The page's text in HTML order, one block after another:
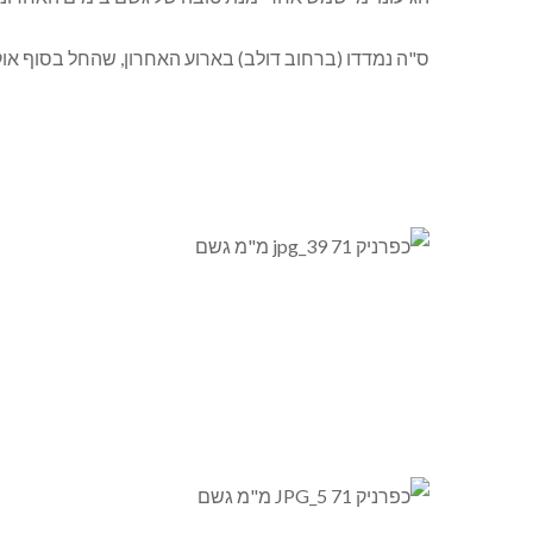
ס"ה נמדדו (ברחוב דולב) בארוע האחרון, שהחל בסוף אוקטובר, 71 מ"מ גשם – כמות